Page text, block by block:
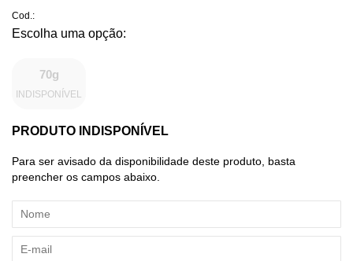
Cod.:
70g
INDISPONÍVEL
PRODUTO INDISPONÍVEL
Para ser avisado da disponibilidade deste produto, basta
preencher os campos abaixo.